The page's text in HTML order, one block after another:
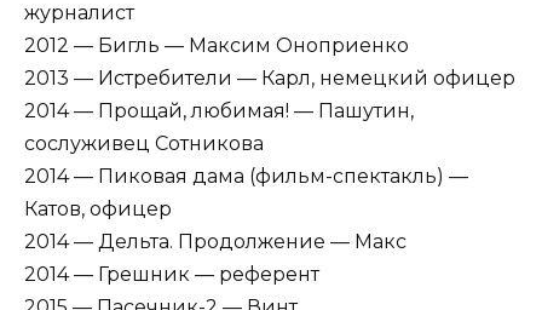
журналист
2012 — Бигль — Максим Оноприенко
2013 — Истребители — Карл, немецкий офицер
2014 — Прощай, любимая! — Пашутин,
сослуживец Сотникова
2014 — Пиковая дама (фильм-спектакль) —
Катов, офицер
2014 — Дельта. Продолжение — Макс
2014 — Грешник — референт